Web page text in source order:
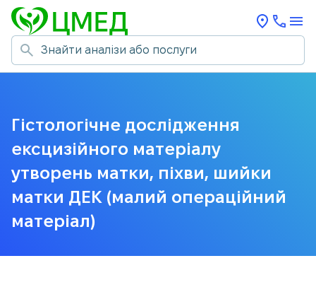
Гістологічне дослідження
ексцизійного матеріалу
утворень матки, піхви, шийки
матки ДЕК (малий операційний
матеріал)